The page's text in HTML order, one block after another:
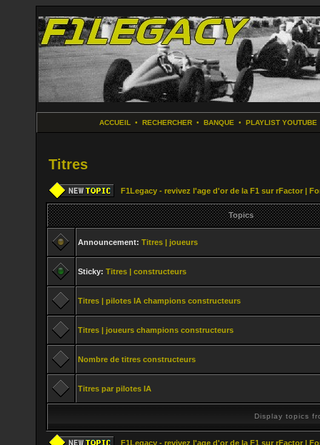
ACCUEIL • RECHERCHER• BANQUE • PLAYLIST YOUTUBE
Titres
F1Legacy - revivez l'age d'or de la F1 sur rFactor |
Topics
Announcement: Titres | joueurs
Sticky: Titres | constructeurs
Titres | pilotes IA champions constructeurs
Titres | joueurs champions constructeurs
Nombre de titres constructeurs
Titres par pilotes IA
Display topics
F1Legacy - revivez l'age d'or de la F1 sur rFactor |